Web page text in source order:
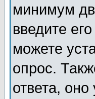
минимум
введите
можете
опрос.
ответа,